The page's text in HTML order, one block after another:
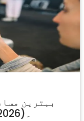
بہترین
بینکنگ اینڈ OTP Access (2026)۔